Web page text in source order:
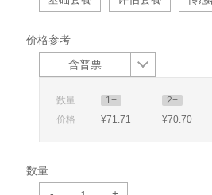
价格参考
含普票
数量 1+ 2+
价格
¥71.71 ¥70.70
数量